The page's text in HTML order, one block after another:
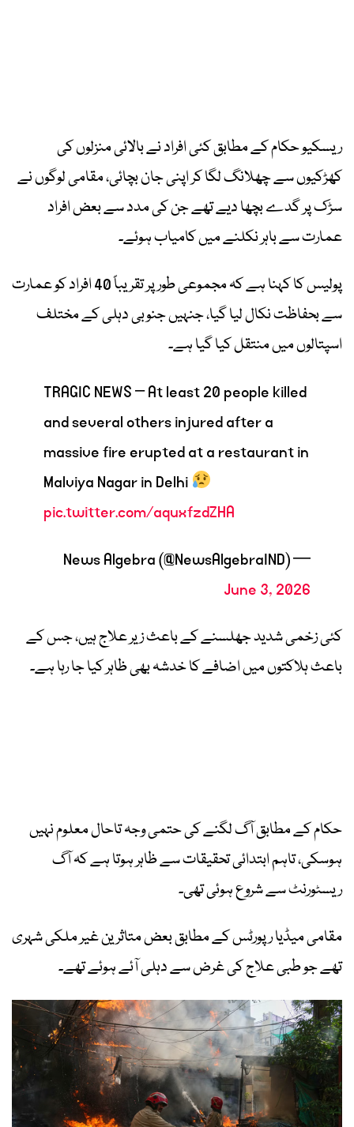
ریسکیو حکام کے مطابق کئی افراد نے بالائی منزلوں کی
کھڑکیوں سے چھلانگ لگا کر اپنی جان بچائی، مقامی لوگوں نے
سڑک پر گدے بچھا دیے تھے جن کی مدد سے بعض افراد
عمارت سے باہر نکلنے میں کامیاب ہوئے۔
پولیس کا کہنا ہے کہ مجموعی طور پر تقریباً 40 افراد کو عمارت
سے بحفاظت نکال لیا گیا، جنہیں جنوبی دہلی کے مختلف
اسپتالوں میں منتقل کیا گیا ہے۔
TRAGIC NEWS – At least 20 people killed
and several others injured after a
massive fire erupted at a restaurant in
Malviya Nagar in Delhi
pic.twitter.com/aquxfzdZHA
— News Algebra (@NewsAlgebraIND)
June 3, 2026
کئی زخمی شدید جھلسنے کے باعث زیر علاج ہیں، جس کے
باعث ہلاکتوں میں اضافے کا خدشہ بھی ظاہر کیا جا رہا ہے۔
حکام کے مطابق آگ لگنے کی حتمی وجہ تاحال معلوم نہیں
ہوسکی، تاہم ابتدائی تحقیقات سے ظاہر ہوتا ہے کہ آگ
ریسٹورنٹ سے شروع ہوئی تھی۔
مقامی میڈیا رپورٹس کے مطابق بعض متاثرین غیر ملکی شہری
تھے جو طبی علاج کی غرض سے دہلی آئے ہوئے تھے۔